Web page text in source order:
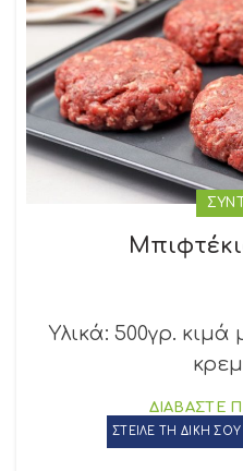
Υλικά: 500γρ.
ΔΙΑΒΑΣΤΕ
ΣΤΕΙΛΕ ΤΗ ΔΙΚΗ ΣΟΥ